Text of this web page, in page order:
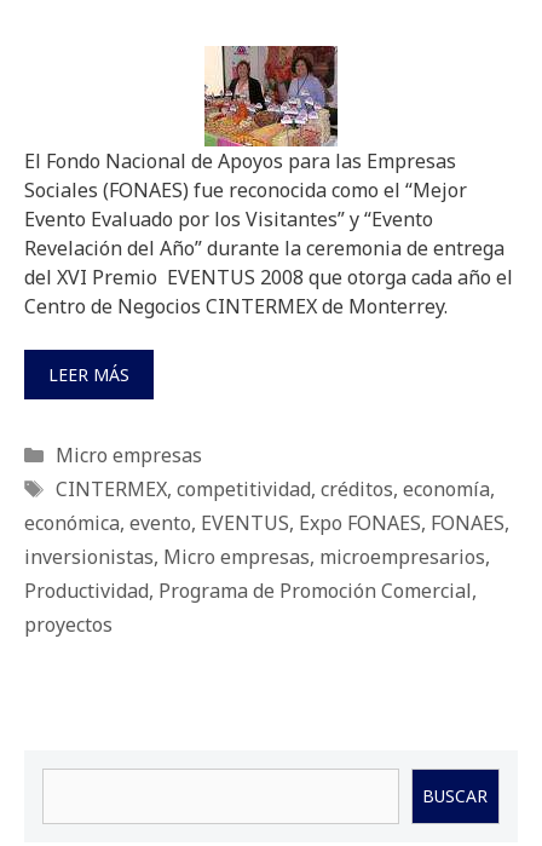
El Fondo Nacional de Apoyos para las Empresas
Sociales (FONAES) fue reconocida como el “Mejor
Evento Evaluado por los Visitantes” y “Evento
Revelación del Año” durante la ceremonia de entrega
del XVI Premio EVENTUS 2008 que otorga cada año el
Centro de Negocios CINTERMEX de Monterrey.
LEER MÁS
Categorías
Micro empresas
Etiquetas
CINTERMEX, competitividad, créditos, economía,
económica, evento, EVENTUS, Expo FONAES, FONAES,
inversionistas, Micro empresas, microempresarios,
Productividad, Programa de Promoción Comercial,
proyectos
BUSCAR